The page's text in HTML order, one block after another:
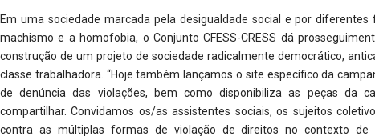
Em uma sociedade marcada pela desigualdade social e por
machismo e a homofobia, o Conjunto CFESS-CRESS dá
construção de um projeto de sociedade radicalmente democrático,
classe trabalhadora. “Hoje também lançamos o site específico da
de denúncia das violações, bem como disponibiliza as peças da
compartilhar. Convidamos os/as assistentes sociais, os sujeitos
contra as múltiplas formas de violação de direitos no contexto de